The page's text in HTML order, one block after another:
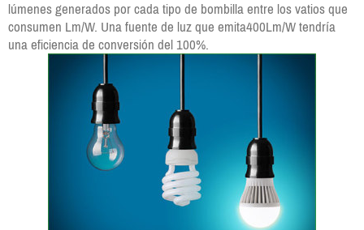
lúmenes generados por cada tipo de bombilla entre los vatios que
consumen Lm/W. Una fuente de luz que emita400Lm/W tendría
una eficiencia de conversión del 100%.